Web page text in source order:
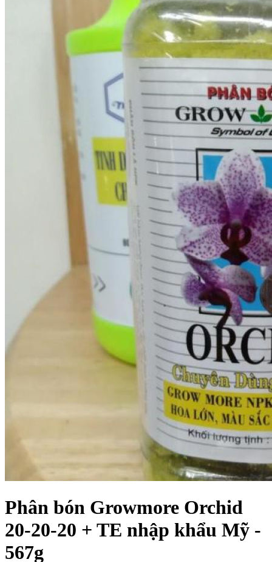
Phân bón Growmore Orchid
20-20-20 + TE nhập khẩu Mỹ -
567g